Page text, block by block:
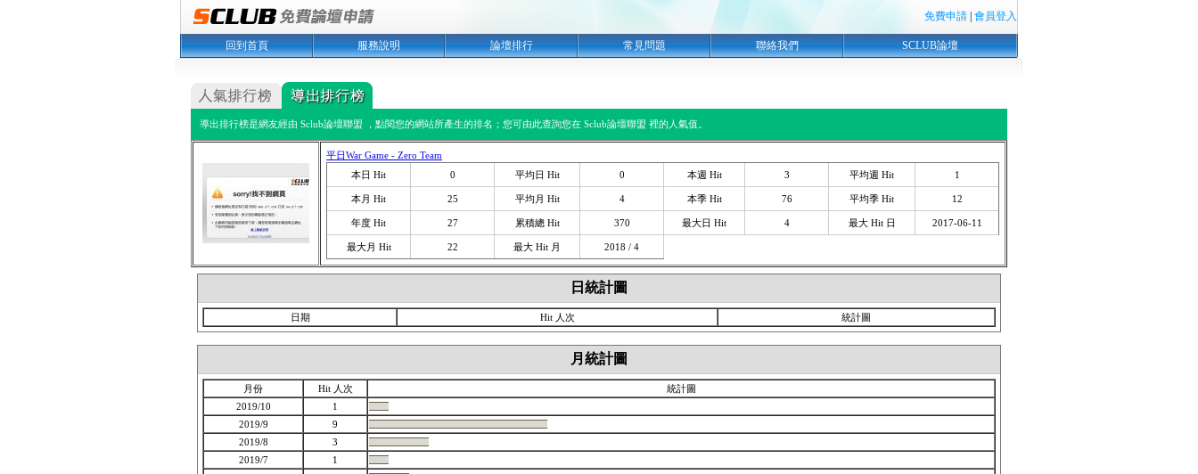
免費申請 會員登入
回到首頁 服務說明 論壇排行 常見問題 聯絡我們 SCLUB論壇
導出排行榜是網友經由 Sclub論壇聯盟 ，點閱您的網站所產生的排名；您可由此查詢您在 Sclub論壇聯盟 裡的人氣值。
平日War Game - Zero Team
本日 Hit
0 平均日 Hit 0 本週 Hit 3 平均週 Hit 1
本月 Hit 25 平均月 Hit 4 本季 Hit 76 平均季 Hit 12
年度 Hit 27 累積總 Hit 370 最大日 Hit 4 最大 Hit 日 2017-06-11
最大月 Hit 22 最大 Hit 月 2018 / 4
日統計圖
日期 Hit 人次 統計圖
月統計圖
月份 Hit 人次
統計圖
2019/10
1
2019/9
9
2019/8
3
2019/7
1